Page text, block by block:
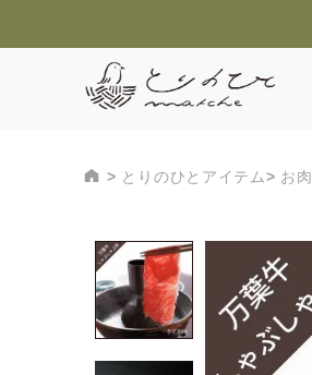
とりのひとアイテム お肉